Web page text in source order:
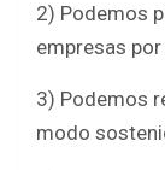
2) Podemos
empresas por
3) Podemos
modo